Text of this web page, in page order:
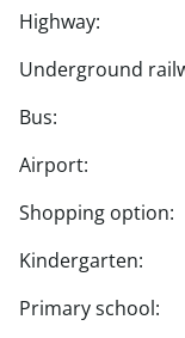
Highway:
Underground
Bus:
Airport:
Shopping option:
Kindergarten:
Primary school: